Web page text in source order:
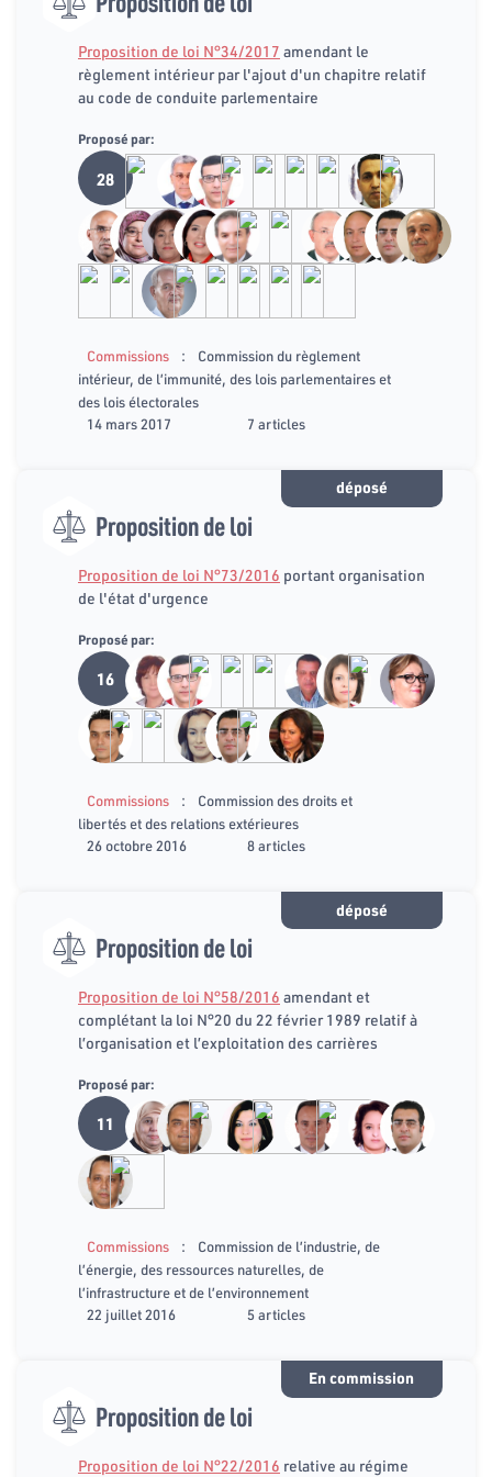
Proposition de loi N°34/2017 amendant le
règlement intérieur par l'ajout d'un chapitre relatif
au code de conduite parlementaire
Proposé par:
28
Commissions :
Commission du règlement
intérieur, de l’immunité, des lois parlementaires et
des lois électorales
14 mars 2017
7 articles
déposé
Proposition de loi
Proposition de loi N°73/2016 portant organisation
de l'état d'urgence
Proposé par:
16
Commissions :
Commission des droits et
libertés et des relations extérieures
26 octobre 2016
8 articles
déposé
Proposition de loi
Proposition de loi N°58/2016 amendant et
complétant la loi N°20 du 22 février 1989 relatif à
l’organisation et l’exploitation des carrières
Proposé par:
11
Commissions :
Commission de l’industrie, de
l’énergie, des ressources naturelles, de
l’infrastructure et de l’environnement
22 juillet 2016
5 articles
En commission
Proposition de loi
Proposition de loi N°22/2016 relative au régime